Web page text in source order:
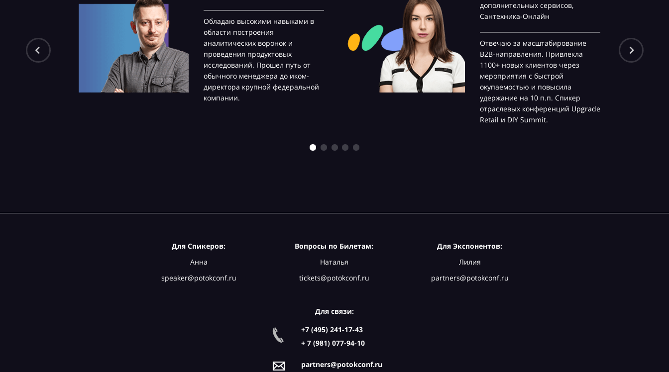
Обладаю высокими навыками в
области построения
аналитических воронок и
проведения продуктовых
исследований. Прошел путь от
обычного менеджера до иком-
директора крупной федеральной
компании.
дополнительных сервисов,
Сантехника-Онлайн
Отвечаю за масштабирование
B2B-направления. Привлекла
1100+ новых клиентов через
мероприятия с быстрой
окупаемостью и повысила
удержание на 10 п.п. Спикер
отраслевых конференций Upgrade
Retail и DIY Summit.
Для Спикеров:
Анна
speaker@potokconf.ru
Вопросы по Билетам:
Наталья
tickets@potokconf.ru
Для Экспонентов:
Лилия
partners@potokconf.ru
Для связи:
+7 (495) 241-17-43
+ 7 (981) 077-94-10
partners@potokconf.ru